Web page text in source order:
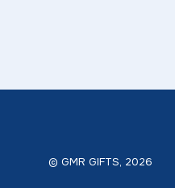
© GMR GIFTS, 2026